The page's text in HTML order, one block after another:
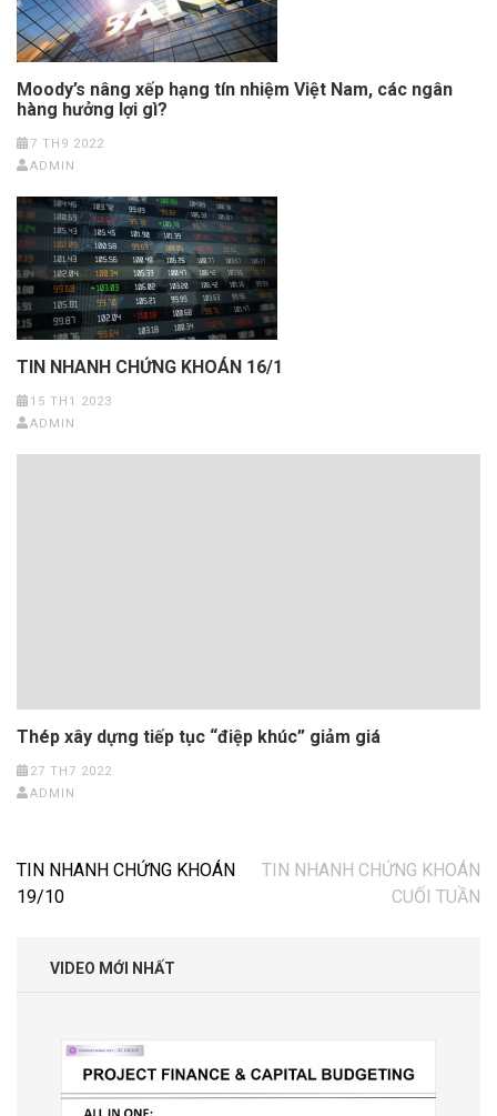
Moody’s nâng xếp hạng tín nhiệm Việt Nam, các ngân
hàng hưởng lợi gì?
7 TH9 2022
ADMIN
TIN NHANH CHỨNG KHOÁN 16/1
15 TH1 2023
ADMIN
Thép xây dựng tiếp tục “điệp khúc” giảm giá
27 TH7 2022
ADMIN
Điều
hướng
TIN NHANH CHỨNG KHOÁN
19/10
TIN NHANH CHỨNG KHOÁN
CUỐI TUẦN
VIDEO MỚI NHẤT